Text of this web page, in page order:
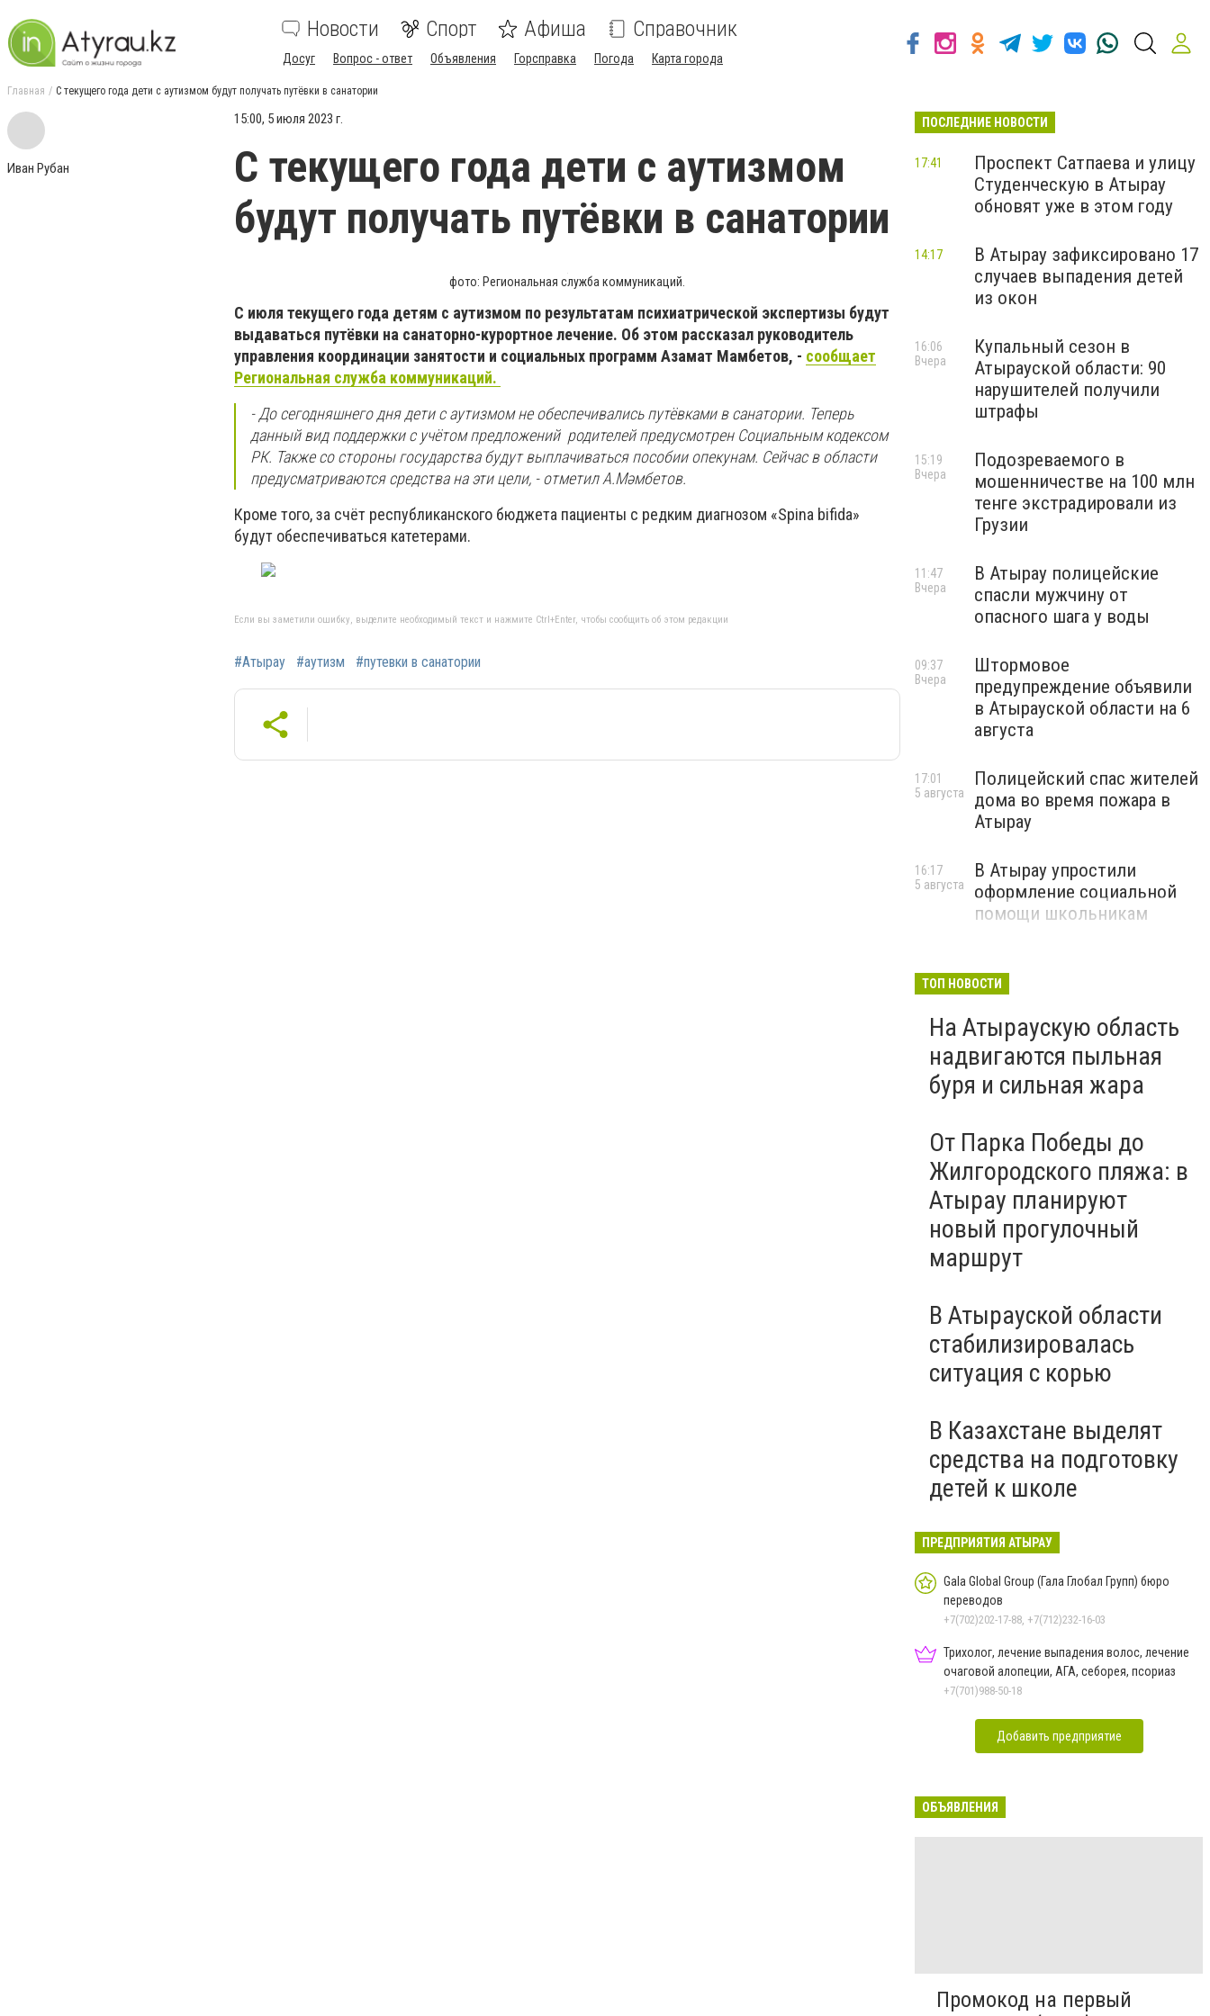
Новости Спорт Афиша Справочник
Досуг Вопрос - ответ Объявления Горсправка Погода Карта города
Главная С текущего года дети с аутизмом будут получать путёвки в санатории
Иван Рубан
15:00, 5 июля 2023 г.
С текущего года дети с аутизмом
будут получать путёвки в санатории
фото: Региональная служба коммуникаций.
С июля текущего года детям с аутизмом по результатам психиатрической экспертизы будут
выдаваться путёвки на санаторно-курортное лечение. Об этом рассказал руководитель
управления координации занятости и социальных программ Азамат Мамбетов, - сообщает
Региональная служба коммуникаций.
- До сегодняшнего дня дети с аутизмом не обеспечивались путёвками в санатории. Теперь
данный вид поддержки с учётом предложений родителей предусмотрен Социальным кодексом
РК. Также со стороны государства будут выплачиваться пособии опекунам. Сейчас в области
предусматриваются средства на эти цели, - отметил А.Мәмбетов.
Кроме того, за счёт республиканского бюджета пациенты с редким диагнозом «Spina bifida»
будут обеспечиваться катетерами.
Если вы заметили ошибку, выделите необходимый текст и нажмите Ctrl+Enter, чтобы сообщить об этом редакции
#Атырау #аутизм #путевки в санатории
ПОСЛЕДНИЕ НОВОСТИ
Проспект Сатпаева и улицу
Студенческую в Атырау
обновят уже в этом году
17:41
В Атырау зафиксировано 17
случаев выпадения детей
из окон
14:17
Купальный сезон в
Атырауской области: 90
нарушителей получили
штрафы
16:06
Вчера
Подозреваемого в
мошенничестве на 100 млн
тенге экстрадировали из
Грузии
15:19
Вчера
В Атырау полицейские
спасли мужчину от
опасного шага у воды
11:47
Вчера
Штормовое
предупреждение объявили
в Атырауской области на 6
августа
09:37
Вчера
Полицейский спас жителей
дома во время пожара в
Атырау
17:01
5 августа
В Атырау упростили
оформление социальной
помощи школьникам
16:17
5 августа
ТОП НОВОСТИ
На Атыраускую область
надвигаются пыльная
буря и сильная жара
От Парка Победы до
Жилгородского пляжа: в
Атырау планируют
новый прогулочный
маршрут
В Атырауской области
стабилизировалась
ситуация с корью
В Казахстане выделят
средства на подготовку
детей к школе
ПРЕДПРИЯТИЯ АТЫРАУ
Gala Global Group (Гала Глобал Групп) бюро
переводов
+7(702)202-17-88, +7(712)232-16-03
Трихолог, лечение выпадения волос, лечение
очаговой алопеции, АГА, себорея, псориаз
+7(701)988-50-18
Добавить предприятие
ОБЪЯВЛЕНИЯ
Промокод на первый